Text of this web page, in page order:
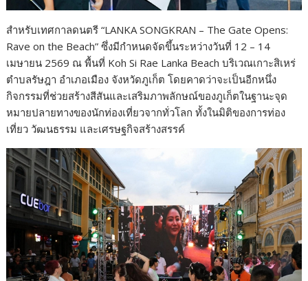
สำหรับเทศกาลดนตรี “LANKA SONGKRAN – The Gate Opens:
Rave on the Beach” ซึ่งมีกำหนดจัดขึ้นระหว่างวันที่ 12 – 14
เมษายน 2569 ณ พื้นที่ Koh Si Rae Lanka Beach บริเวณเกาะสิเหร่
ตำบลรัษฎา อำเภอเมือง จังหวัดภูเก็ต โดยคาดว่าจะเป็นอีกหนึ่ง
กิจกรรมที่ช่วยสร้างสีสันและเสริมภาพลักษณ์ของภูเก็ตในฐานะจุด
หมายปลายทางของนักท่องเที่ยวจากทั่วโลก ทั้งในมิติของการท่อง
เที่ยว วัฒนธรรม และเศรษฐกิจสร้างสรรค์